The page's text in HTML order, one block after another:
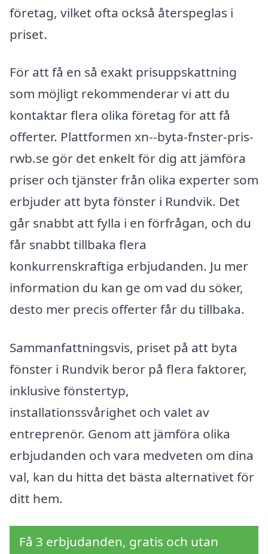
företag, vilket ofta också återspeglas i
priset.
För att få en så exakt prisuppskattning
som möjligt rekommenderar vi att du
kontaktar flera olika företag för att få
offerter. Plattformen xn--byta-fnster-pris-
rwb.se gör det enkelt för dig att jämföra
priser och tjänster från olika experter som
erbjuder att byta fönster i Rundvik. Det
går snabbt att fylla i en förfrågan, och du
får snabbt tillbaka flera
konkurrenskraftiga erbjudanden. Ju mer
information du kan ge om vad du söker,
desto mer precis offerter får du tillbaka.
Sammanfattningsvis, priset på att byta
fönster i Rundvik beror på flera faktorer,
inklusive fönstertyp,
installationssvårighet och valet av
entreprenör. Genom att jämföra olika
erbjudanden och vara medveten om dina
val, kan du hitta det bästa alternativet för
ditt hem.
Få 3 erbjudanden, gratis och utan